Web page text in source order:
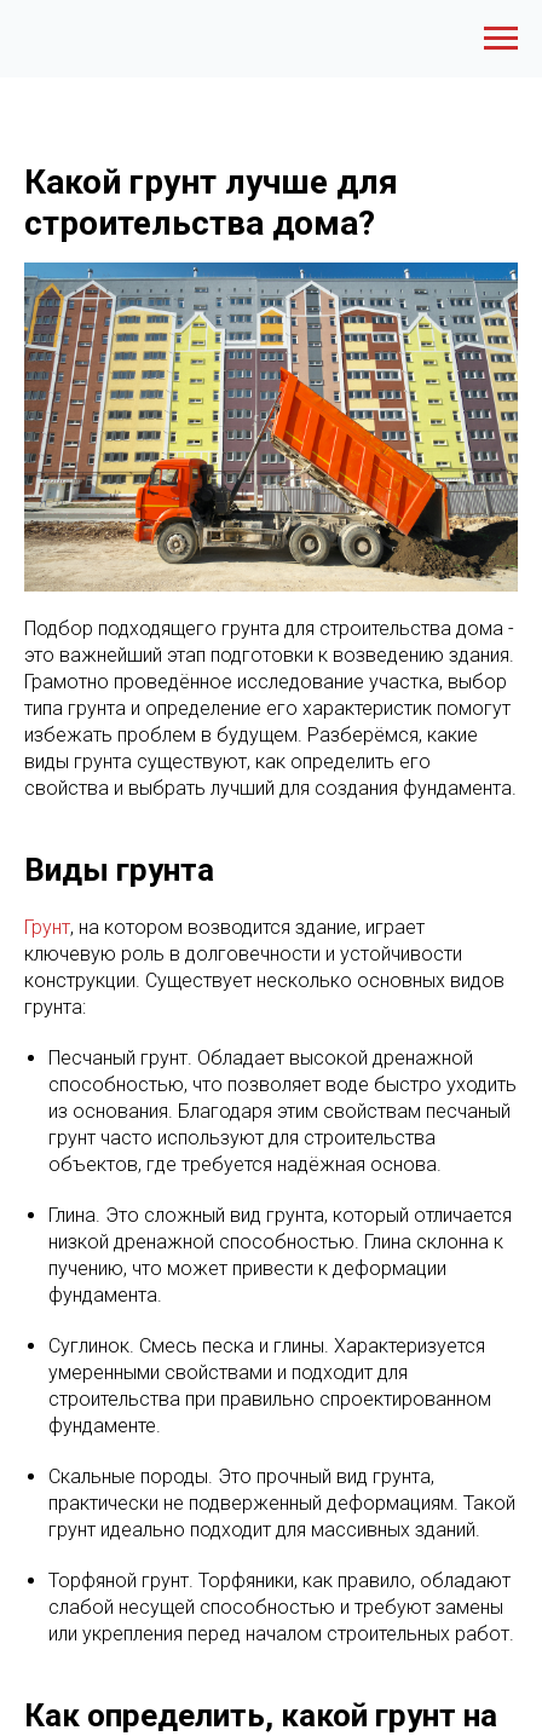
Какой грунт лучше для
строительства дома?
Подбор подходящего грунта для строительства дома -
это важнейший этап подготовки к возведению здания.
Грамотно проведённое исследование участка, выбор
типа грунта и определение его характеристик помогут
избежать проблем в будущем. Разберёмся, какие
виды грунта существуют, как определить его
свойства и выбрать лучший для создания фундамента.
Виды грунта
Грунт, на котором возводится здание, играет
ключевую роль в долговечности и устойчивости
конструкции. Существует несколько основных видов
грунта:
Песчаный грунт. Обладает высокой дренажной
способностью, что позволяет воде быстро уходить
из основания. Благодаря этим свойствам песчаный
грунт часто используют для строительства
объектов, где требуется надёжная основа.
Глина. Это сложный вид грунта, который отличается
низкой дренажной способностью. Глина склонна к
пучению, что может привести к деформации
фундамента.
Суглинок. Смесь песка и глины. Характеризуется
умеренными свойствами и подходит для
строительства при правильно спроектированном
фундаменте.
Скальные породы. Это прочный вид грунта,
практически не подверженный деформациям. Такой
грунт идеально подходит для массивных зданий.
Торфяной грунт. Торфяники, как правило, обладают
слабой несущей способностью и требуют замены
или укрепления перед началом строительных работ.
Как определить, какой грунт на